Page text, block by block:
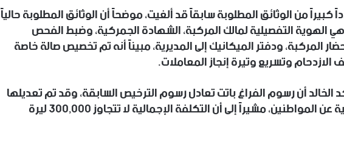
كبيراً من الوثائق المطلوبة سابقاً قد ألغيت، موضحاً أن الوثائق المطلوبة حالياً
3 فقط، وهي الهوية التفصيلية لمالك المركبة، الشهادة الجمركية، وضبط الفحص
المركبة، ودفتر الميكانيك إلى المديرية، مبيناً أنه تم تخصيص صالة خاصة
وتسريع وتيرة إنجاز المعاملات.
أن رسوم الفراغ باتت تعادل رسوم الترخيص السابقة، وقد تم تعديلها
لتخفيف الأعباء المالية عن المواطنين، مشيراً إلى أن التكلفة الإجمالية لا تتجاوز 300,000 ليرة